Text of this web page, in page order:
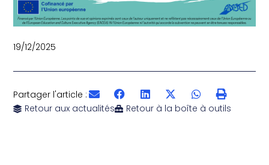
19/12/2025
Partager l'article :
Retour aux actualités
Retour à la boîte à outils